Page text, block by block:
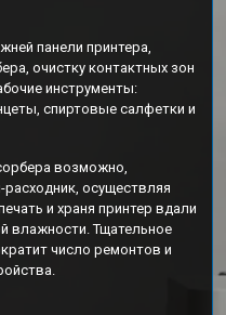
панели принтера,
очистку контактных зон
инструменты:
спиртовые салфетки и
возможно,
расходник, осуществляя
и храня принтер вдали
влажности. Тщательное
число ремонтов и